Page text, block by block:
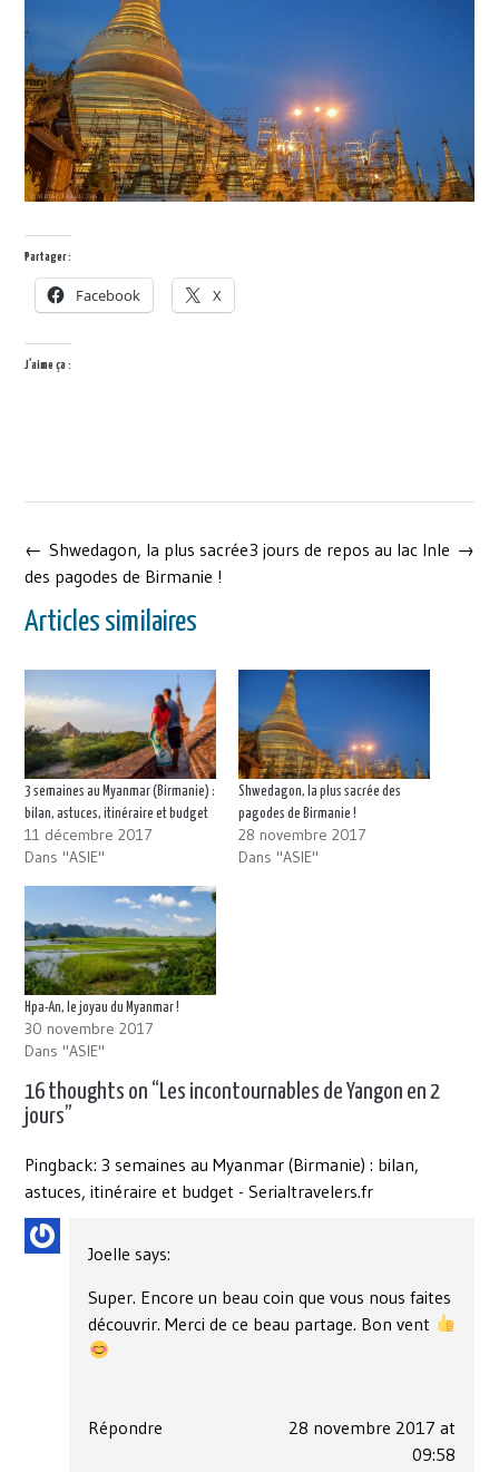
Partager :
Facebook X
J’aime ça :
Post
navigation
3 jours de repos au lac Inle →
← Shwedagon, la plus sacrée
des pagodes de Birmanie !
Articles similaires
3 semaines au Myanmar (Birmanie) :
bilan, astuces, itinéraire et budget
11 décembre 2017
Dans "ASIE"
Shwedagon, la plus sacrée des
pagodes de Birmanie !
28 novembre 2017
Dans "ASIE"
Hpa-An, le joyau du Myanmar !
30 novembre 2017
Dans "ASIE"
16 thoughts on “ Les incontournables de Yangon en 2
jours”
Pingback: 3 semaines au Myanmar (Birmanie) : bilan,
astuces, itinéraire et budget - Serialtravelers.fr
Joelle says:
Super. Encore un beau coin que vous nous faites
découvrir. Merci de ce beau partage. Bon vent
Répondre
28 novembre 2017 at
09:58